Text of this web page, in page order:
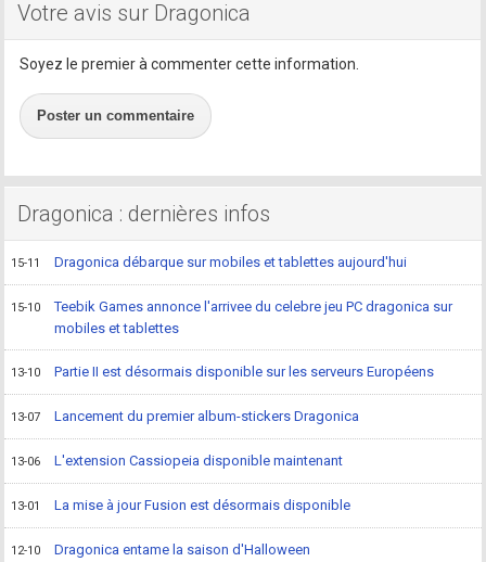
Votre avis sur Dragonica
Soyez le premier à commenter cette information.
Poster un commentaire
Dragonica : dernières infos
15-11 Dragonica débarque sur mobiles et tablettes aujourd'hui
15-10
Teebik Games annonce l'arrivee du celebre jeu PC dragonica sur
mobiles et tablettes
13-10 Partie II est désormais disponible sur les serveurs Européens
13-07 Lancement du premier album-stickers Dragonica
13-06 L'extension Cassiopeia disponible maintenant
13-01 La mise à jour Fusion est désormais disponible
12-10 Dragonica entame la saison d'Halloween